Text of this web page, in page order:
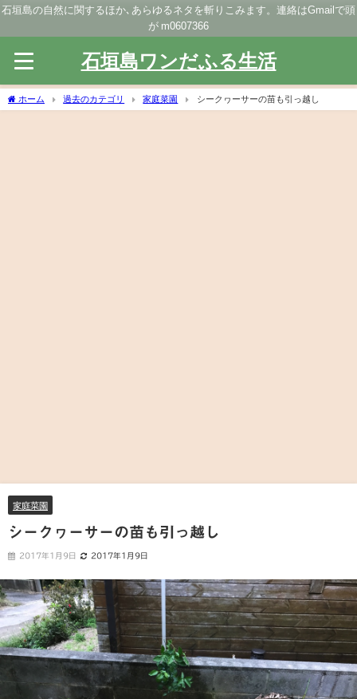
石垣島の自然に関するほか､あらゆるネタを斬りこみます。連絡はGmailで頭
が m0607366
石垣島ワンだふる生活
ホーム 過去のカテゴリ 家庭菜園 シークヮーサーの苗も引っ越し
家庭菜園
シークヮーサーの苗も引っ越し
2017年1月9日 2017年1月9日